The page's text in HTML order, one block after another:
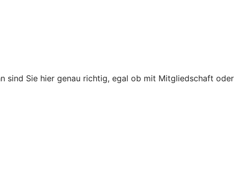
sind Sie hier genau richtig, egal ob mit Mitgliedschaft oder